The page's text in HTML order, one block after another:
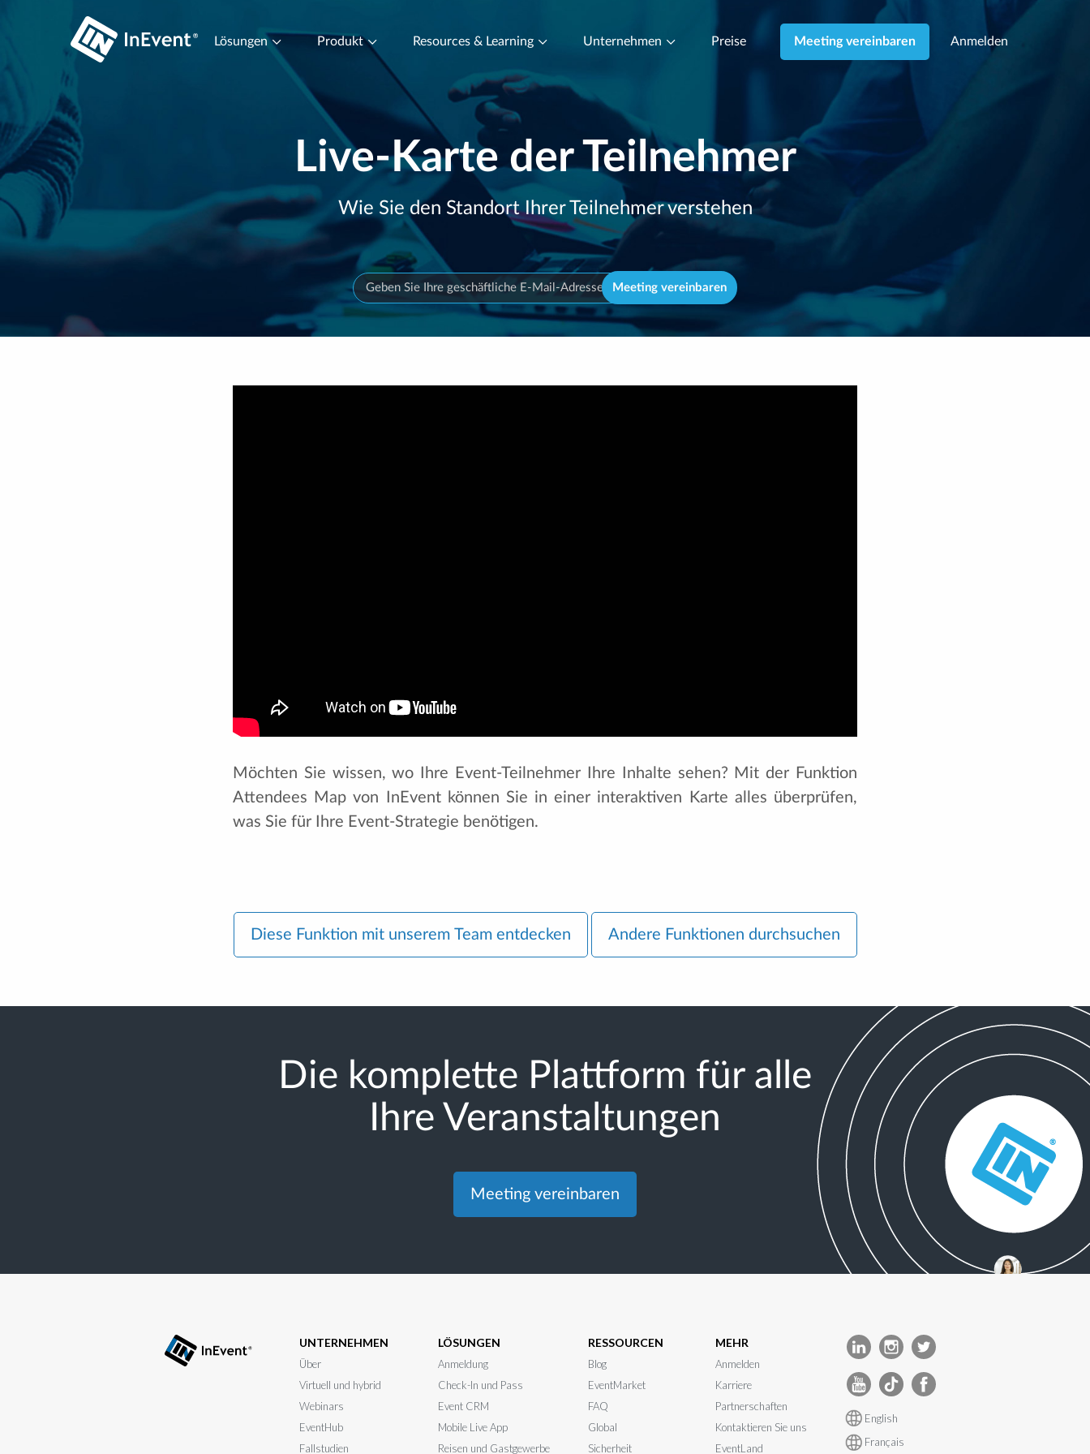
Lösungen Produkt Resources & Learning Unternehmen Preise Meeting vereinbaren Anmelden
Live-Karte der Teilnehmer
Wie Sie den Standort Ihrer Teilnehmer verstehen
Meeting vereinbaren
Möchten Sie wissen, wo Ihre Event-Teilnehmer Ihre Inhalte sehen? Mit der Funktion
Attendees Map von InEvent können Sie in einer interaktiven Karte alles überprüfen,
was Sie für Ihre Event-Strategie benötigen.
Diese Funktion mit unserem Team entdecken Andere Funktionen durchsuchen
Die komplette Plattform für alle
Ihre Veranstaltungen
Meeting vereinbaren
UNTERNEHMEN
Über
Virtuell und hybrid
Webinars
EventHub
Fallstudien
LÖSUNGEN
Anmeldung
Check-In und Pass
Event CRM
Mobile Live App
Reisen und Gastgewerbe
RESSOURCEN
Blog
EventMarket
FAQ
Global
Sicherheit
MEHR
Anmelden
Karriere
Partnerschaften
Kontaktieren Sie uns
EventLand
English
Français